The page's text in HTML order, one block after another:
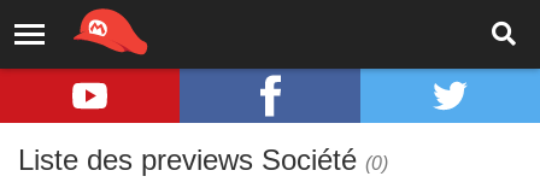
Liste des previews Société (0)